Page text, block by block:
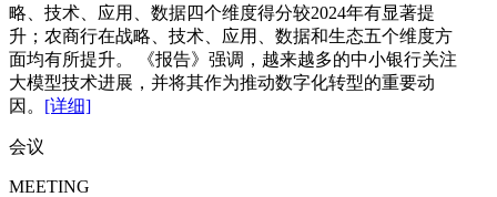
略、技术、应用、数据四个维度得分较2024年有显著提
升；农商行在战略、技术、应用、数据和生态五个维度方
面均有所提升。 《报告》强调，越来越多的中小银行关注
大模型技术进展，并将其作为推动数字化转型的重要动
因。 [详细]
会议
MEETING